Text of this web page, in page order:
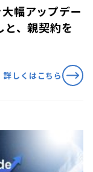
幅アップデー
、親契約を
詳しくはこちら